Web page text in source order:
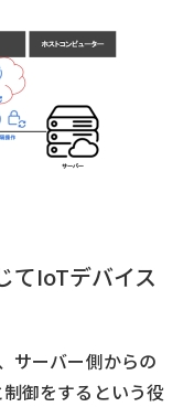
てIoTデバイス
サーバー側からの
御をするという役